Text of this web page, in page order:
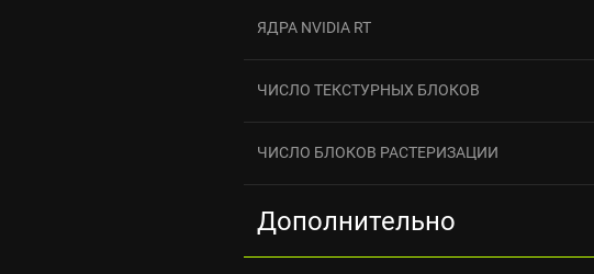
ЯДРА NVIDIA RT
ЧИСЛО ТЕКСТУРНЫХ БЛОКОВ
ЧИСЛО БЛОКОВ РАСТЕРИЗАЦИИ
Дополнительно